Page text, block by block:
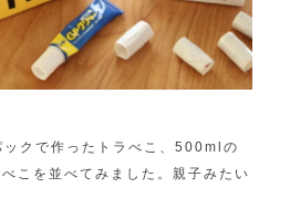
クで作ったトラべこ、500mlの
こを並べてみました。親子みたい